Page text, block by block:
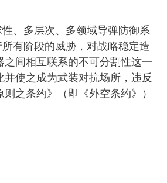
、多层次、多领域导弹防御系
有阶段的威胁，对战略稳定造
间相互联系的不可分割性这一
使之成为武装对抗场所，违反
之条约》（即《外空条约》）